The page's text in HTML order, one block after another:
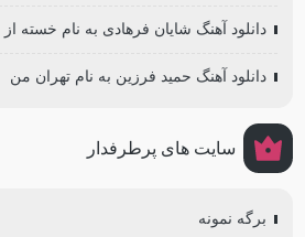
دانلود آهنگ شایان فرهادی به نام خسته
دانلود آهنگ حمید فرزین به نام تهران من
سایت های پرطرفدار
برگه نمونه